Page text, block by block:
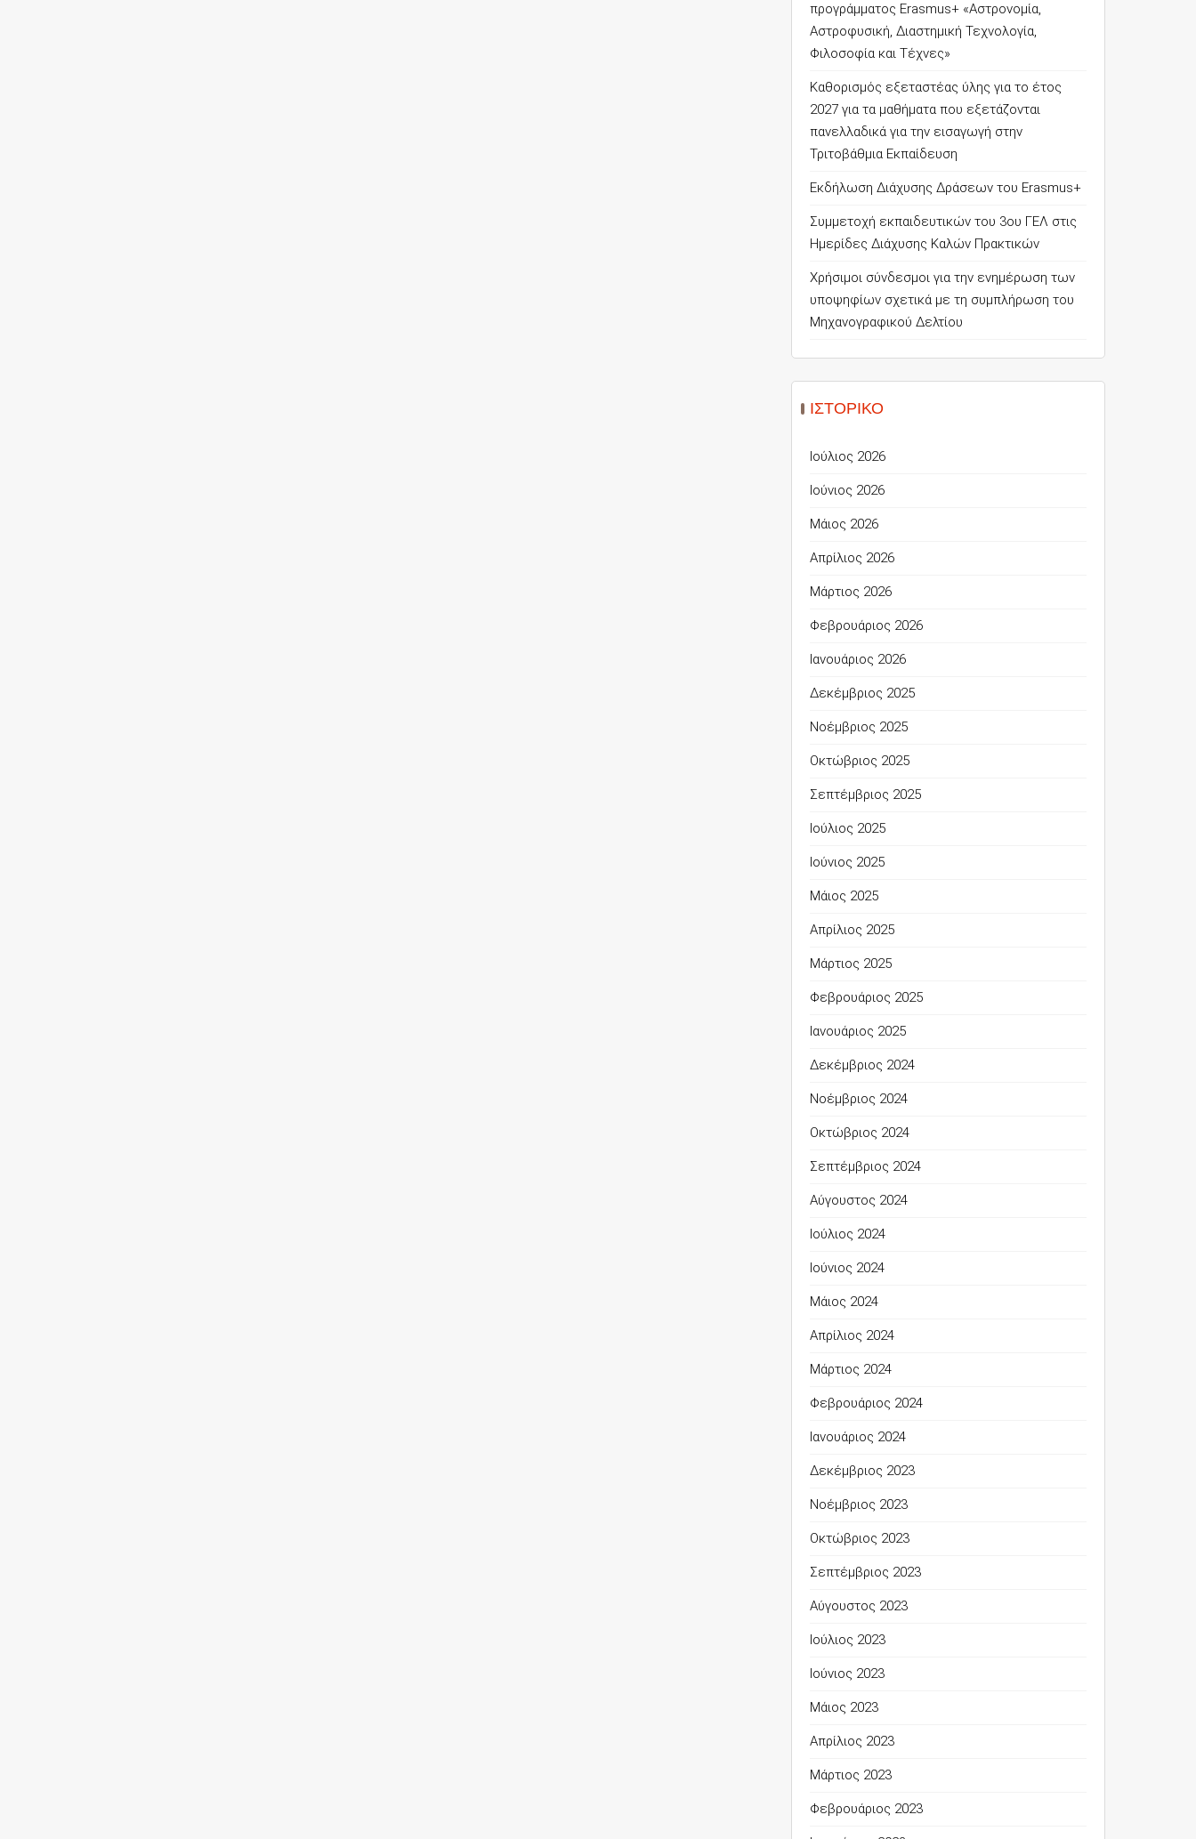
προγράμματος Erasmus+ «Αστρονομία,
Αστροφυσική, Διαστημική Τεχνολογία,
Φιλοσοφία και Τέχνες»
Καθορισμός εξεταστέας ύλης για το έτος
2027 για τα μαθήματα που εξετάζονται
πανελλαδικά για την εισαγωγή στην
Τριτοβάθμια Εκπαίδευση
Εκδήλωση Διάχυσης Δράσεων του Erasmus+
Συμμετοχή εκπαιδευτικών του 3ου ΓΕΛ στις
Ημερίδες Διάχυσης Καλών Πρακτικών
Χρήσιμοι σύνδεσμοι για την ενημέρωση των
υποψηφίων σχετικά με τη συμπλήρωση του
Μηχανογραφικού Δελτίου
ΙΣΤΟΡΙΚΌ
Ιούλιος 2026
Ιούνιος 2026
Μάιος 2026
Απρίλιος 2026
Μάρτιος 2026
Φεβρουάριος 2026
Ιανουάριος 2026
Δεκέμβριος 2025
Νοέμβριος 2025
Οκτώβριος 2025
Σεπτέμβριος 2025
Ιούλιος 2025
Ιούνιος 2025
Μάιος 2025
Απρίλιος 2025
Μάρτιος 2025
Φεβρουάριος 2025
Ιανουάριος 2025
Δεκέμβριος 2024
Νοέμβριος 2024
Οκτώβριος 2024
Σεπτέμβριος 2024
Αύγουστος 2024
Ιούλιος 2024
Ιούνιος 2024
Μάιος 2024
Απρίλιος 2024
Μάρτιος 2024
Φεβρουάριος 2024
Ιανουάριος 2024
Δεκέμβριος 2023
Νοέμβριος 2023
Οκτώβριος 2023
Σεπτέμβριος 2023
Αύγουστος 2023
Ιούλιος 2023
Ιούνιος 2023
Μάιος 2023
Απρίλιος 2023
Μάρτιος 2023
Φεβρουάριος 2023